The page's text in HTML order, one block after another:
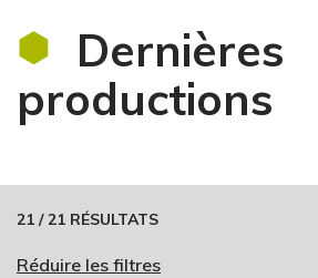
d'ArianeDernières
productions
21 /21 RÉSULTATS
Réduire les filtres